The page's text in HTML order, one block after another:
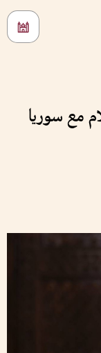
مع سوريا